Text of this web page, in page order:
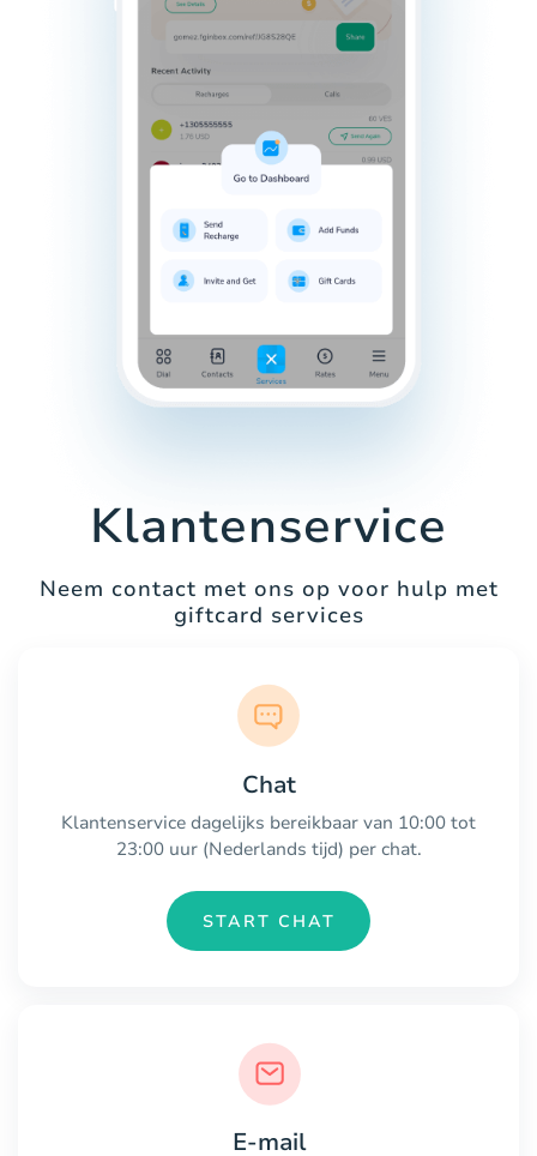
Klantenservice
Neem contact met ons op voor hulp met
giftcard services
Chat
Klantenservice dagelijks bereikbaar van 10:00 tot
23:00 uur (Nederlands tijd) per chat.
START CHAT
E-mail